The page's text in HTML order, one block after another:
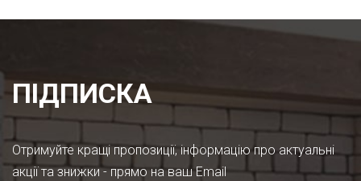
ПІДПИСКА
Отримуйте кращі пропозиції, інформацію про актуальні
акції та знижки - прямо на ваш Email